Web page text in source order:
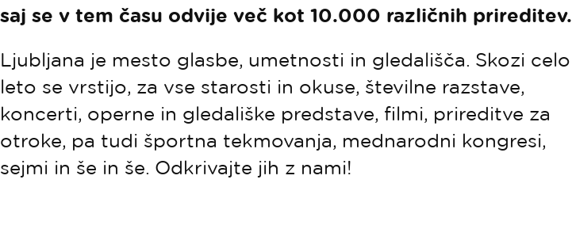
saj se v tem času odvije več kot 10.000 različnih prireditev.
Ljubljana je mesto glasbe, umetnosti in gledališča. Skozi celo
leto se vrstijo, za vse starosti in okuse, številne razstave,
koncerti, operne in gledališke predstave, filmi, prireditve za
otroke, pa tudi športna tekmovanja, mednarodni kongresi,
sejmi in še in še. Odkrivajte jih z nami!